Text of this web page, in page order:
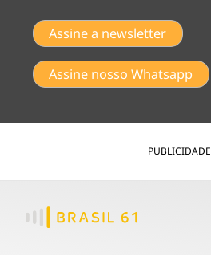
Assine a newsletter
Assine nosso Whatsapp
PUBLICIDADE